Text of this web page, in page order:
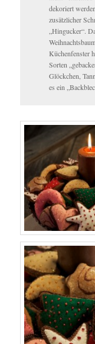
dekoriert
zusätzlicher
„Hingucker“.
Küchenfenster
Sorten
Glöckchen,
es ein